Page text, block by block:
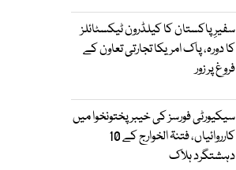
سفیرِ پاکستان کا کیلڈرون ٹیکسٹائلز
کا دورہ، پاک امریکا تجارتی تعاون کے
فروغ پر زور
سیکیورٹی فورسز کی خیبر پختونخوا میں
کارروائیاں، فتنۃ الخوارج کے 10
دہشتگرد ہلاک